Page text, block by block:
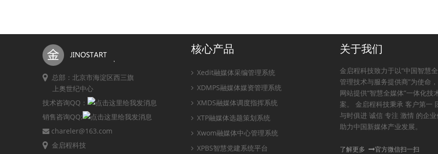
总部：北京市海淀区西三旗
上奥世纪中心
技术咨询QQ：
销售咨询QQ:
chareler@163.com
金启程科技
核心产品
Xedit融媒体采编管理系统
XDMPS融媒体媒资管理系统
XMDS融媒体调度指挥系统
XTP融媒体选题策划系统
Xwom融媒体中心管理系统
XPBS智慧党建系统平台
关于我们
金启程科技致力于以“中国智慧
管理技术与服务提供商”为使命
网站提供“智慧全媒体”一体化技
案。 金启程科技秉承 客户第一
与时俱进 诚信 专注 激情 的企业
助力中国新媒体产业发展。
了解更多 官方微信扫一扫